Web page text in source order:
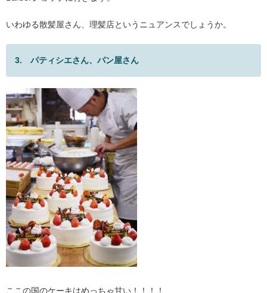
いわゆる散髪屋さん、理髪店というニュアンスでしょうか。
3. パティシエさん、パン屋さん
ここの国のケーキはめっちゃ甘い！！！！